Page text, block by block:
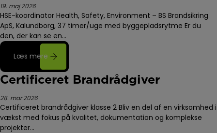
19. maj 2026
HSE-koordinator Health, Safety, Environment – BS Brandsikring
ApS, Kalundborg, 37 timer/uge med byggepladsrytme Er du
den, der kan se en…
Læs mere
Certificeret Brandrådgiver
28. mar 2026
Certificeret brandrådgiver klasse 2 Bliv en del af en virksomhed i
vækst med fokus på kvalitet, dokumentation og komplekse
projekter…